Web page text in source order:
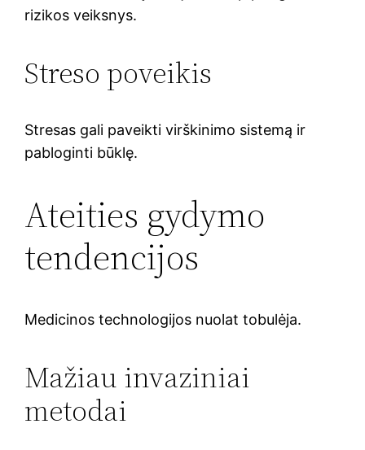
rizikos veiksnys.
Streso poveikis
Stresas gali paveikti virškinimo sistemą ir
pabloginti būklę.
Ateities gydymo
tendencijos
Medicinos technologijos nuolat tobulėja.
Mažiau invaziniai
metodai